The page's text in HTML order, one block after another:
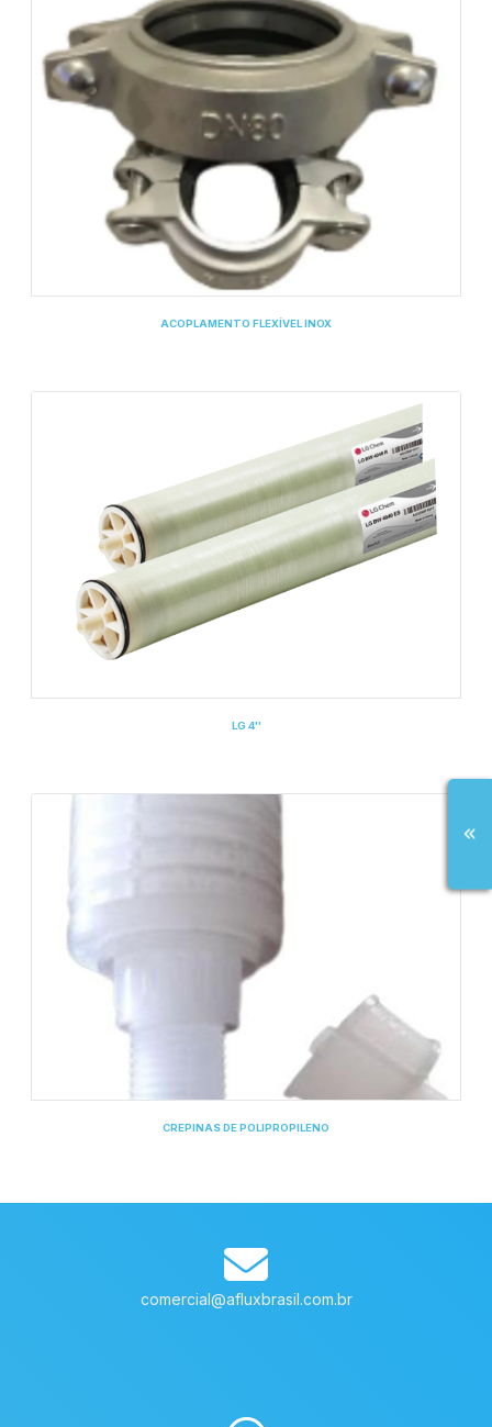
ACOPLAMENTO FLEXÍVEL INOX
LG 4''
CREPINAS DE POLIPROPILENO
comercial@afluxbrasil.com.br